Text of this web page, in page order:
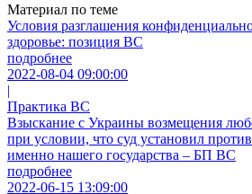
Материал по теме
Условия разглашения
здоровье: позиция ВС
подробнее
2022-08-04 09:00:00
|
Практика ВС
Взыскание с Украины возмещения
при условии, что суд установил
именно нашего государства – БП ВС
подробнее
2022-06-15 13:09:00